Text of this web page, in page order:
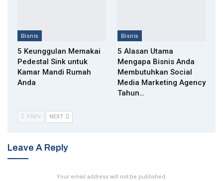
Bisnis
5 Keunggulan Memakai
Pedestal Sink untuk
Kamar Mandi Rumah
Anda
Bisnis
5 Alasan Utama
Mengapa Bisnis Anda
Membutuhkan Social
Media Marketing Agency
Tahun…
PREV NEXT
Leave A Reply
Your email address will not be published.